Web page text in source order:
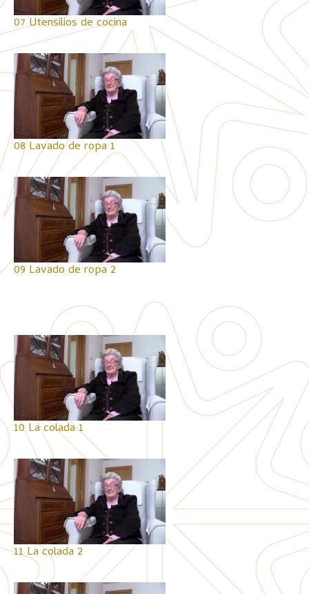
07 Utensilios de cocina
08 Lavado de ropa 1
09 Lavado de ropa 2
10 La colada 1
11 La colada 2